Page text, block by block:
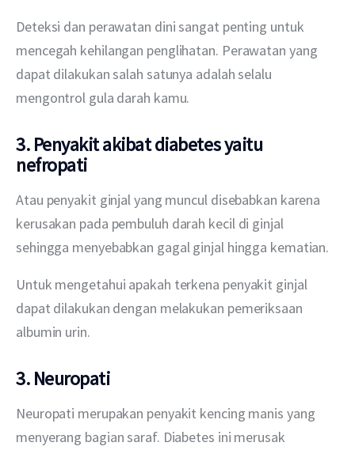
Deteksi dan perawatan dini sangat penting untuk
mencegah kehilangan penglihatan. Perawatan yang
dapat dilakukan salah satunya adalah selalu
mengontrol gula darah kamu.
3. Penyakit akibat diabetes yaitu
nefropati
Atau penyakit ginjal yang muncul disebabkan karena
kerusakan pada pembuluh darah kecil di ginjal
sehingga menyebabkan gagal ginjal hingga kematian.
Untuk mengetahui apakah terkena penyakit ginjal
dapat dilakukan dengan melakukan pemeriksaan
albumin urin.
3. Neuropati
Neuropati merupakan penyakit kencing manis yang
menyerang bagian saraf. Diabetes ini merusak